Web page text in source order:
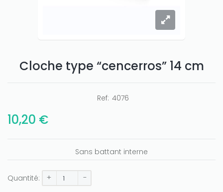
Cloche type “cencerros” 14 cm
Ref: 4076
10,20 €
Sans battant interne
Quantité: + -